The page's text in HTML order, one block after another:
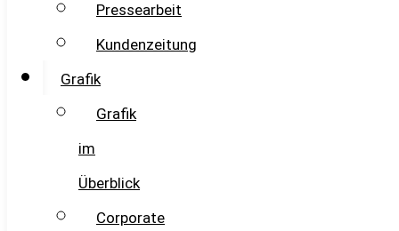
Pressearbeit
Kundenzeitung
Grafik
Grafik
im
Überblick
Corporate